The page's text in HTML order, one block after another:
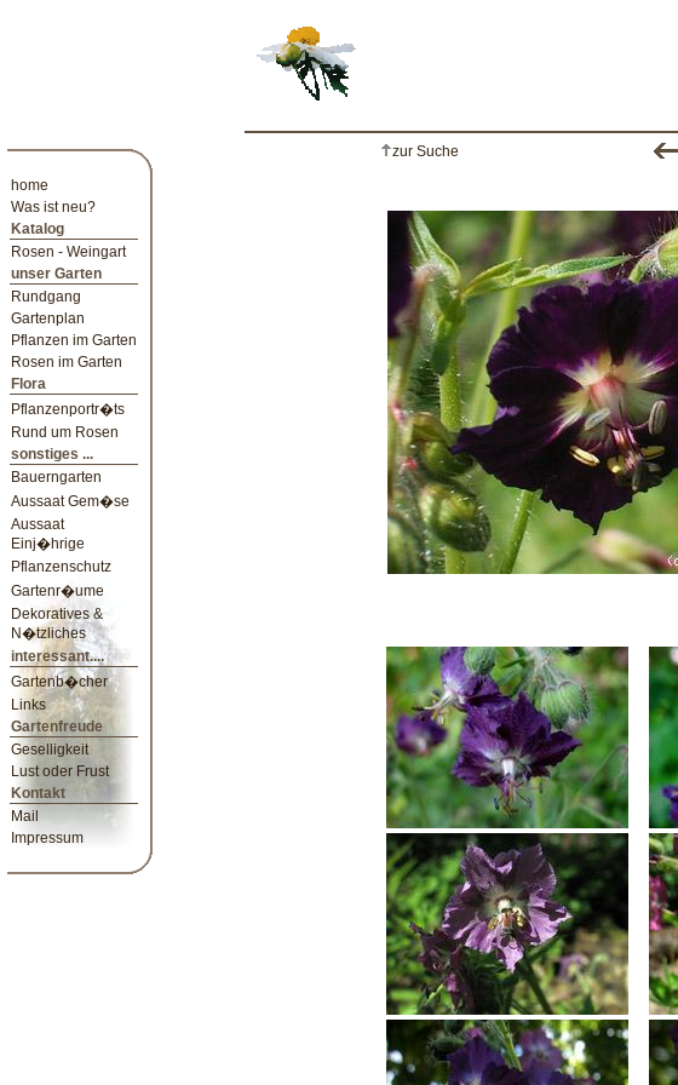
home
Was ist neu?
Katalog
Rosen - Weingart
unser Garten
Rundgang
Gartenplan
Pflanzen im Garten
Rosen im Garten
Flora
Pflanzenportr�ts
Rund um Rosen
sonstiges ...
Bauerngarten
Aussaat Gem�se
Aussaat
Einj�hrige
Pflanzenschutz
Gartenr�ume
Dekoratives &
N�tzliches
interessant....
Gartenb�cher
Links
Gartenfreude
Geselligkeit
Lust oder Frust
Kontakt
Mail
Impressum
zur Suche